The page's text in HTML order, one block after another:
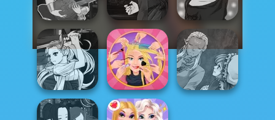
Manga Creator -
Fantasy World...
Manga Creator
Vampire Hunter
P...
Manga Creator -
Rebels Page 2